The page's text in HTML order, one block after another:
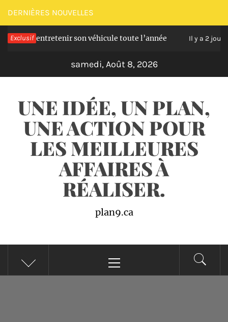
Passer
au
contenu
DERNIÈRES NOUVELLES
Exclusif
pour entretenir son véhicule toute l’année Il y a 2 jours
samedi, Août 8, 2026
UNE IDÉE, UN PLAN,
UNE ACTION POUR
LES MEILLEURES
AFFAIRES À
RÉALISER.
plan9.ca
principal